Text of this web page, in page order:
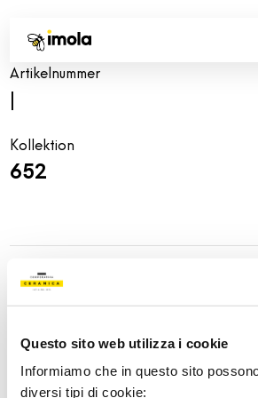
Questo sito web utilizza i cookie
Informiamo che in questo sito
diversi tipi di cookie:
Artikelnummer
Kollektion
652
Share: